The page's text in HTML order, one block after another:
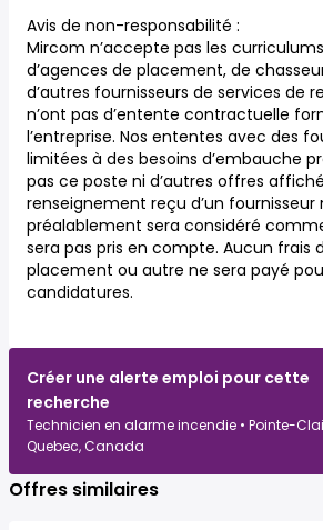
Avis de non-responsabilité :
Mircom n’accepte pas les
d’agences de placement, de
d’autres fournisseurs de services de
n’ont pas d’entente contractuelle
l’entreprise. Nos ententes avec des
limitées à des besoins d’embauche
pas ce poste ni d’autres offres
renseignement reçu d’un fournisseur
préalablement sera considéré
sera pas pris en compte. Aucun frais
placement ou autre ne sera payé
candidatures.
Créer une alerte emploi pour cette
recherche
Technicien en alarme incendie • Pointe-
Quebec, Canada
Offres similaires